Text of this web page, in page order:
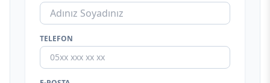
TELEFON